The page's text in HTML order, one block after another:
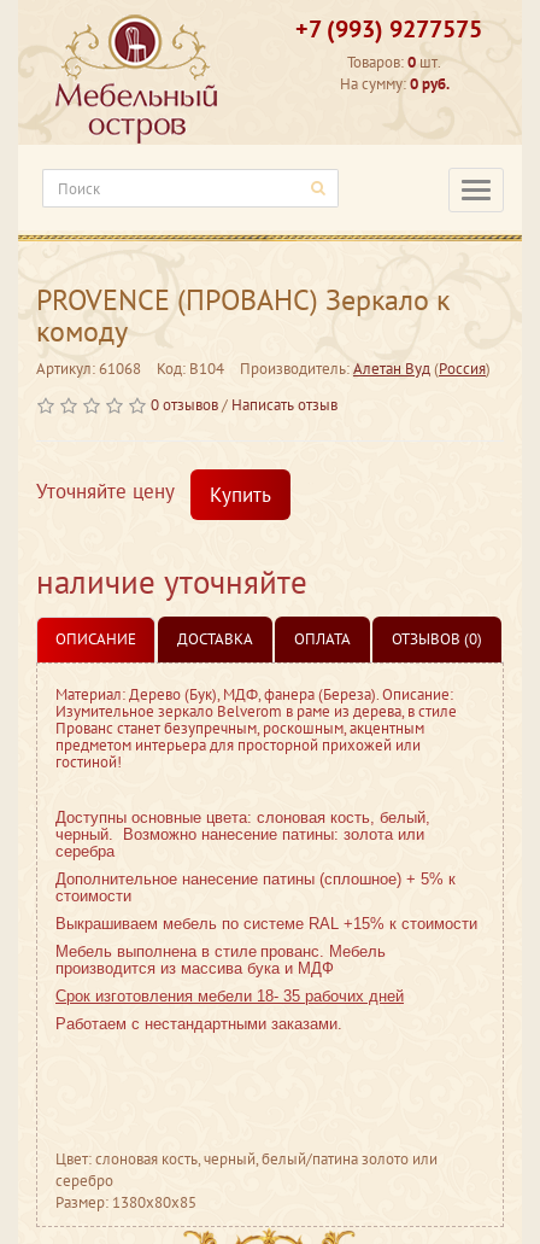
+7 (993) 9277575
Товаров:0 шт.
На сумму:0 руб.
PROVENCE (ПРОВАНС) Зеркало к
комоду
Артикул: 61068 Код: В104 Производитель:Алетан Вуд(Россия)
0 отзывов/ Написать отзыв
Уточняйте цену Купить
наличие уточняйте
ОПИСАНИЕ ДОСТАВКА ОПЛАТА ОТЗЫВОВ (0)
Материал: Дерево (Бук), МДФ, фанера (Береза). Описание:
Изумительное зеркало Belverom в раме из дерева, в стиле
Прованс станет безупречным, роскошным, акцентным
предметом интерьера для просторной прихожей или
гостиной!
Доступны основные цвета: слоновая кость, белый,
черный. Возможно нанесение патины: золота или
серебра
Дополнительное нанесение патины (сплошное) + 5% к
стоимости
Выкрашиваем мебель по системе RAL +15% к стоимости
Мебель выполнена в стиле прованс. Мебель
производится из массива бука и МДФ
Срок изготовления мебели 18- 35 рабочих дней
Работаем с нестандартными заказами.
Цвет: слоновая кость, черный, белый/патина золото или
серебро
Размер: 1380x80x85